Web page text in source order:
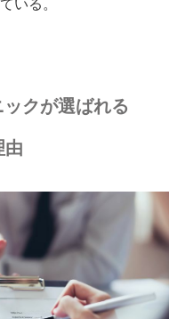
いる。
クが選ばれる
由